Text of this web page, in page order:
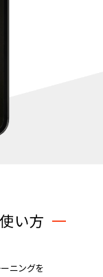
い方
ニングを